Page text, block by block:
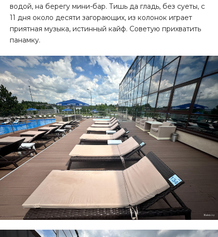
водой, на берегу мини-бар. Тишь да гладь, без суеты, с
11 дня около десяти загорающих, из колонок играет
приятная музыка, истинный кайф. Советую прихватить
панамку.